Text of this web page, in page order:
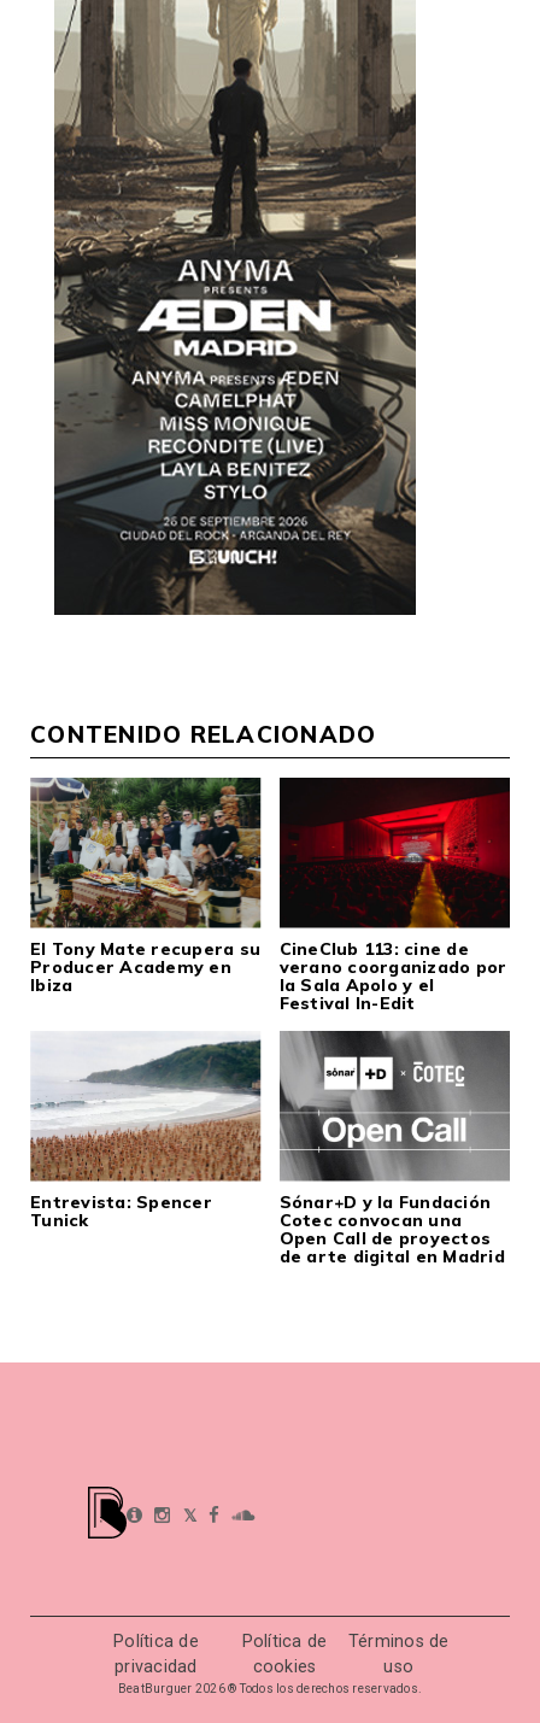
CONTENIDO RELACIONADO
El Tony Mate recupera su
Producer Academy en
Ibiza
CineClub 113: cine de
verano coorganizado por
la Sala Apolo y el
Festival In-Edit
Entrevista: Spencer
Tunick
Sónar+D y la Fundación
Cotec convocan una
Open Call de proyectos
de arte digital en Madrid
𝕏
Política de
privacidad
Política de
cookies
Términos de
uso
BeatBurguer 2026 ® Todos los derechos reservados.